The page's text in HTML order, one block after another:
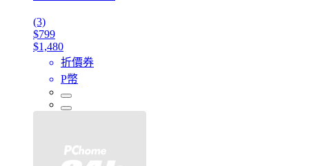
(3)
$799
$1,480
折價券
P幣